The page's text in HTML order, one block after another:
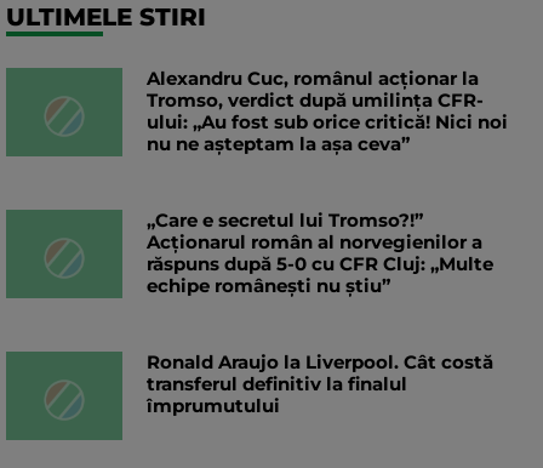
ULTIMELE STIRI
Alexandru Cuc, românul acționar la
Tromso, verdict după umilința CFR-
ului: „Au fost sub orice critică! Nici noi
nu ne așteptam la așa ceva”
„Care e secretul lui Tromso?!”
Acționarul român al norvegienilor a
răspuns după 5-0 cu CFR Cluj: „Multe
echipe românești nu știu”
Ronald Araujo la Liverpool. Cât costă
transferul definitiv la finalul
împrumutului